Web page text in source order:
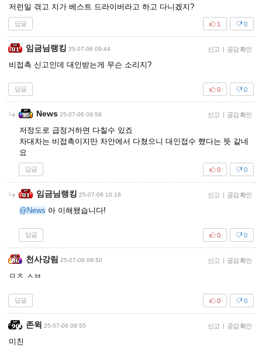
저런일 겪고 지가 베스트 드라이버라고 하고 다니겠지?
답글 0
1
임금님랭킹 25-07-06 09:44 신고 공감 확인
비접촉 신고인데 대인받는게 무슨 소리지?
답글 0
0
News 25-07-06 09:58 신고 공감 확인
저정도로 급정거하면 다칠수 있죠
차대차는 비접촉이지만 차안에서 다쳤으니 대인접수 했다는 뜻 같네
요
답글 0
0
임금님랭킹 25-07-06 10:18 신고 공감 확인
@News 아 이해됐습니다!
답글 0
0
천사강림 25-07-06 09:50 신고 공감 확인
ㅁㅊ ㅅㅂ
답글 0
0
존윅 25-07-06 09:55 신고 공감 확인
미친